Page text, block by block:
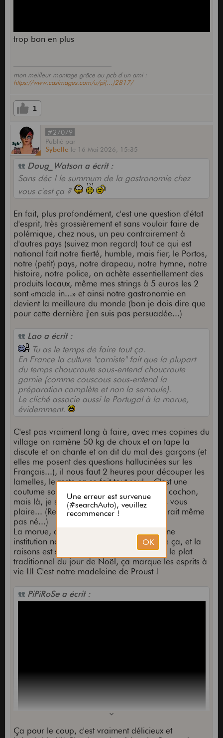
trop bon en plus
mon meilleur montage grâce au pcb d un ami :
https://www.casimages.com/u/pi(...)2817/
1
#27079
Publié par
Sybelle le 16 Mai 2026, 15:35
Doug_Watson a écrit :
Sans déc ! le summum de la gastronomie chez
vous c'est ça ?
En fait, plus profondément, c'est une question d'état
d'esprit, très grossièrement et sans vouloir faire de
polémique, chez nous, un peu contrairement à
d'autres pays (suivez mon regard) tout ce qui est
national fait notre fierté, humble, mais fier, le Portos,
notre (petit) pays, notre drapeau, notre hymne, notre
histoire, notre police, on achète essentiellement des
produits locaux, même mes strings à 5 euros les 2
sont «made in...» et ainsi notre gastronomie en
devient la meilleure du monde (bon je dois dire que
pour cette dernière j'en suis pas persuadée...)
Lao a écrit :
Tu as le temps de faire tout ça.
En France la culture "carniste" fait que la plupart
du temps choucroute sous-entend choucroute
garnie (comme couscous sous-entend la
préparation complète et non la semoule).
Le cliché associe aussi le Portugal à la morue,
évidemment.
C'est pas vraiment long à faire, avec mes copines du
village on ramène 50 kg de choux et on tape la
discute et on chante et on dit du mal des garçons (et
elles me posent des questions hallucinées sur les
Français...), il nous faut 2 heures pour découper les
lamelles, le reste ça se fait tout seul... C'est une
coutume sociale, comme quand on tue le cochon,
mais là, je sens que lui et toi, ça va moins vous
plaire... (Remarque, si on le tuait pas il serait même
pas né...)
La morue, c'est pas juste un cliché, c'est une
institution nationale ! Tout le monde adore ça, et la
raisons est simple : le subconscient ! C'est le plat
traditionnel du jour de Noël, ça marque les esprits à
vie !!! C'est notre madeleine de Proust !
PiPiRoSe a écrit :
Ça pour le coup, c'est vraiment délicieux et